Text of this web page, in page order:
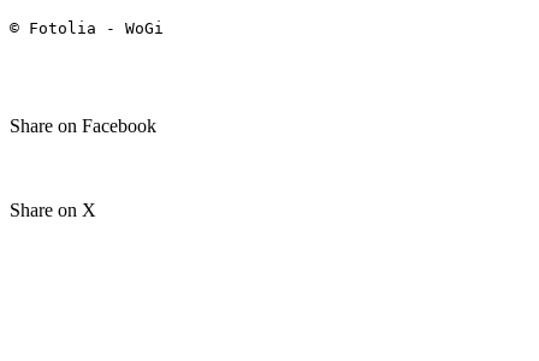
© Fotolia - WoGi
Share on Facebook
Share on X